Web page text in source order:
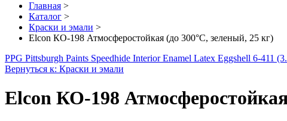
Главная >
Каталог >
Краски и эмали >
Elcon КО-198 Атмосферостойкая (до 300°C, зеленый, 25 кг)
PPG Pittsburgh Paints Speedhide Interior Enamel Latex Eggshell 6-411
Вернуться к: Краски и эмали
Elcon КО-198